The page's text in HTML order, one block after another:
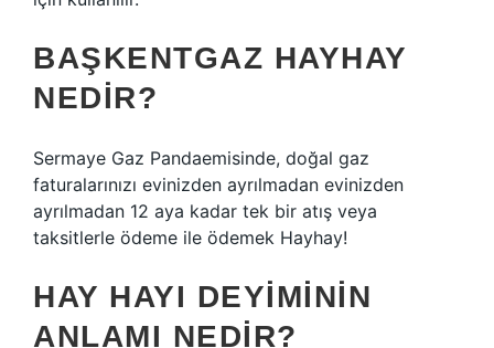
BAŞKENTGAZ HAYHAY
NEDIR?
Sermaye Gaz Pandaemisinde, doğal gaz
faturalarınızı evinizden ayrılmadan evinizden
ayrılmadan 12 aya kadar tek bir atış veya
taksitlerle ödeme ile ödemek Hayhay!
HAY HAYI DEYIMININ
ANLAMI NEDIR?